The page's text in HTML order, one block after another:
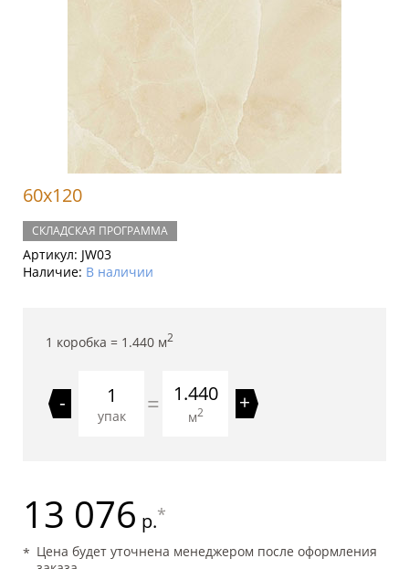
60x120
СКЛАДСКАЯ ПРОГРАММА
Артикул: JW03
Наличие: В наличии
1 коробка = 1.440 м2
-
упак = 1.440
м2 +
13 076 р.*
Цена будет уточнена менеджером после оформления